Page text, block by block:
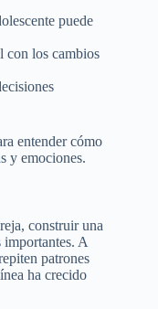
puede
con los cambios
entender cómo
y emociones.
construir una
importantes. A
patrones
ha crecido